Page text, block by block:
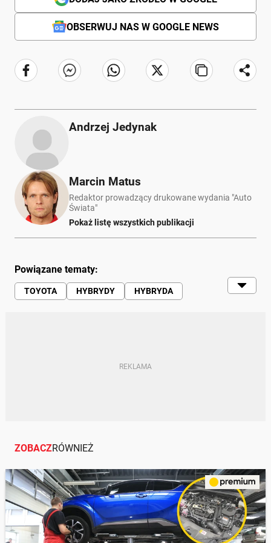
OBSERWUJ NAS W GOOGLE NEWS
Andrzej Jedynak
Marcin Matus
Redaktor prowadzący drukowane wydania "Auto
Świata"
Pokaż listę wszystkich publikacji
Powiązane tematy:
TOYOTA HYBRYDY
HYBRYDA
KLIMATYZACJA
ZOBACZRÓWNIEŻ